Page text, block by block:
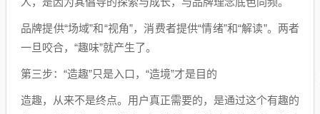
品牌提供“场域”和“视角”，消费者提供“情绪”和“解读”。两者
一旦咬合，“趣味”就产生了。
第三步：“造趣”只是入口，“造境”才是目的
造趣，从来不是终点。用户真正需要的，是通过这个有趣的